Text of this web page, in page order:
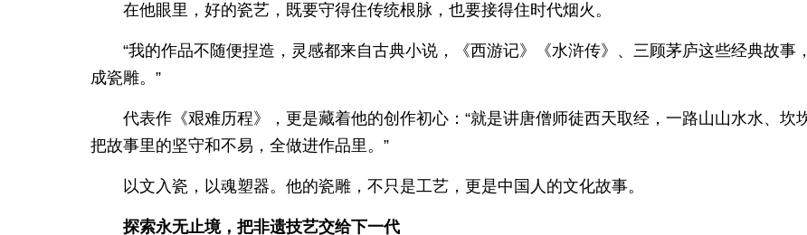
在他眼里，好的瓷艺，既要守得住传统根脉，也要接得住时代烟火。
“我的作品不随便捏造，灵感都来自古典小说，《西游记》《水浒传》、三顾茅庐这些经典故事
成瓷雕。”
代表作《艰难历程》，更是藏着他的创作初心：“就是讲唐僧师徒西天取经，一路山山水水、坎
把故事里的坚守和不易，全做进作品里。”
以文入瓷，以魂塑器。他的瓷雕，不只是工艺，更是中国人的文化故事。
探索永无止境，把非遗技艺交给下一代